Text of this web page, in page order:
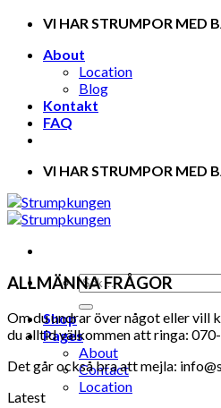
Skip
content
VI HAR STRUMPOR MED
About
Location
Blog
Kontakt
FAQ
VI HAR STRUMPOR MED
Shop
Pages
About
Contact
Location
ALLMÄNNA FRÅGOR
Om du undrar över något eller vill
du alltid välkommen att ringa:
Det går också bra att mejla:
Latest